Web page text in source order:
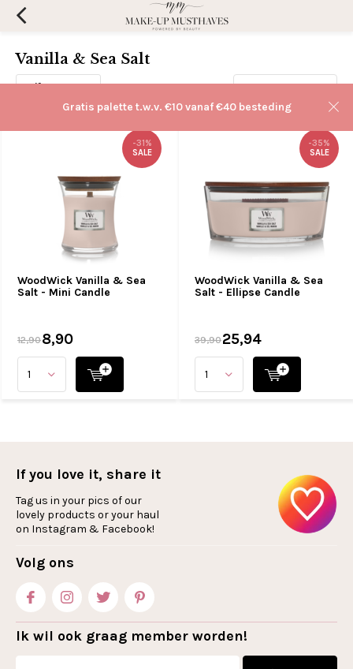
Gratis palette t.w.v. €10 vanaf €40 besteding
Vanilla & Sea Salt
Filters
WoodWick Vanilla & Sea
Salt - Mini Candle
-31%
SALE
12,908,90
WoodWick Vanilla & Sea
Salt - Ellipse Candle
-35%
SALE
39,9025,94
If you love it, share it
Tag us in your pics of our
lovely products or your haul
on Instagram & Facebook!
Volg ons
Ik wil ook graag member worden!